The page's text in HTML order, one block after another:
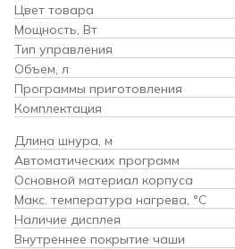
Цвет товара
Мощность, Вт
Тип управления
Объем, л
Программы приготовления
Комплектация
Длина шнура, м
Автоматических программ
Основной материал корпуса
Макс. температура нагрева, °С
Наличие дисплея
Внутреннее покрытие чаши